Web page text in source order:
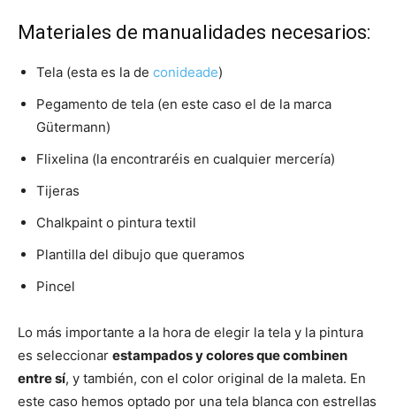
Materiales de manualidades necesarios:
Tela (esta es la de conideade)
Pegamento de tela (en este caso el de la marca
Gütermann)
Flixelina (la encontraréis en cualquier mercería)
Tijeras
Chalkpaint o pintura textil
Plantilla del dibujo que queramos
Pincel
Lo más importante a la hora de elegir la tela y la pintura
es seleccionar estampados y colores que combinen
entre sí, y también, con el color original de la maleta. En
este caso hemos optado por una tela blanca con estrellas